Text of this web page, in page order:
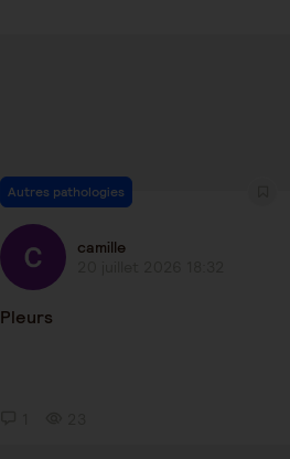
Autres pathologies
camille
Pleurs